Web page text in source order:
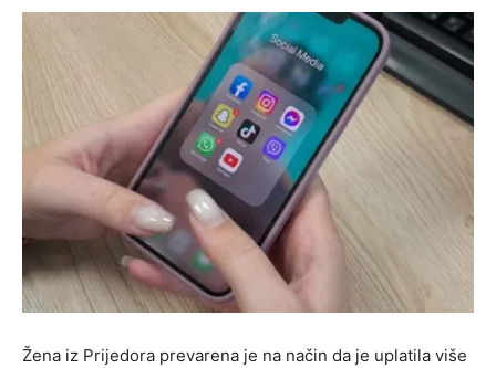
Žena iz Prijedora prevarena je na način da je uplatila više